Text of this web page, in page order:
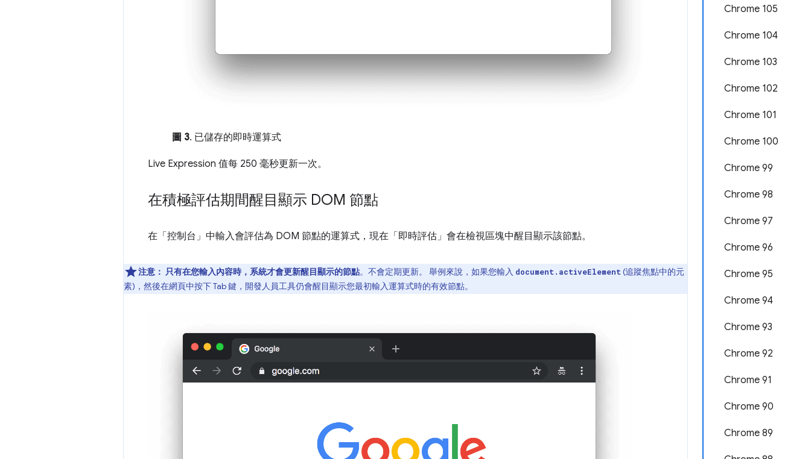
Chrome 105
Chrome 104
Chrome 103
Chrome 102
Chrome 101
Chrome 100
Chrome 99
Chrome 98
Chrome 97
Chrome 96
Chrome 95
Chrome 94
Chrome 93
Chrome 92
Chrome 91
Chrome 90
Chrome 89
圖 3. 已儲存的即時運算式
Live Expression 值每 250 毫秒更新一次。
在積極評估期間醒目顯示 DOM 節點
在「控制台」中輸入會評估為 DOM 節點的運算式，現在「即時評估」 會在檢視區塊中醒目顯示該節點。
注意： 只有在您輸入內容時，系統才會更新醒目顯示的節點。不會定期更新。 舉例來說，如果您輸入 document.activeElement(追蹤焦點中的元
素)，然後在網頁中按下 Tab 鍵，開發人員工具仍會醒目顯示您最初輸入運算式時的有效節點。